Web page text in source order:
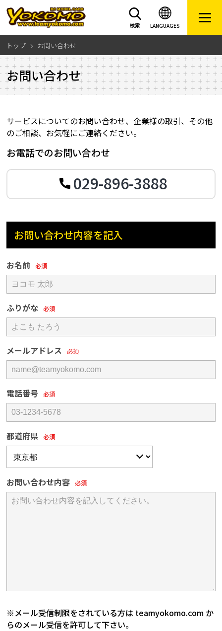
LANGUAGES
検索
トップ お問い合わせ
お問い合わせ
サービスについてのお問い合わせ、企業様の取引、その他
のご相談、お気軽にご連絡ください。
お電話でのお問い合わせ
029-896-3888
お問い合わせ内容を記入
お名前
ふりがな
メールアドレス
電話番号
都道府県
お問い合わせ内容
※メール受信制限をされている方は teamyokomo.com か
らのメール受信を許可して下さい。